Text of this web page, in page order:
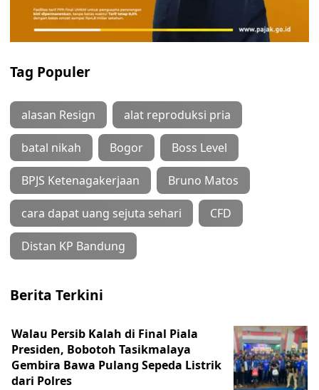
Tag Populer
alasan Resign alat reproduksi pria
batal nikah Bogor Boss Level
BPJS Ketenagakerjaan Bruno Matos
cara dapat uang sejuta sehari CFD
Distan KP Bandung
Berita Terkini
Walau Persib Kalah di Final Piala
Presiden, Bobotoh Tasikmalaya
Gembira Bawa Pulang Sepeda Listrik
dari Polres